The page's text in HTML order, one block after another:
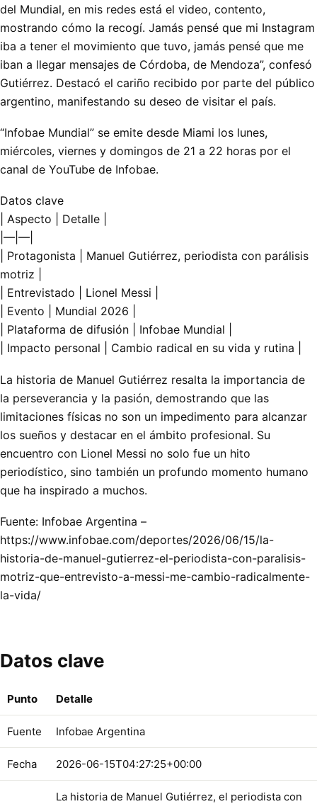
del Mundial, en mis redes está el video, contento,
mostrando cómo la recogí. Jamás pensé que mi Instagram
iba a tener el movimiento que tuvo, jamás pensé que me
iban a llegar mensajes de Córdoba, de Mendoza”, confesó
Gutiérrez. Destacó el cariño recibido por parte del público
argentino, manifestando su deseo de visitar el país.
“Infobae Mundial” se emite desde Miami los lunes,
miércoles, viernes y domingos de 21 a 22 horas por el
canal de YouTube de Infobae.
Datos clave
| Aspecto | Detalle |
|—|—|
| Protagonista | Manuel Gutiérrez, periodista con parálisis
motriz |
| Entrevistado | Lionel Messi |
| Evento | Mundial 2026 |
| Plataforma de difusión | Infobae Mundial |
| Impacto personal | Cambio radical en su vida y rutina |
La historia de Manuel Gutiérrez resalta la importancia de
la perseverancia y la pasión, demostrando que las
limitaciones físicas no son un impedimento para alcanzar
los sueños y destacar en el ámbito profesional. Su
encuentro con Lionel Messi no solo fue un hito
periodístico, sino también un profundo momento humano
que ha inspirado a muchos.
Fuente: Infobae Argentina –
https://www.infobae.com/deportes/2026/06/15/la-
historia-de-manuel-gutierrez-el-periodista-con-paralisis-
motriz-que-entrevisto-a-messi-me-cambio-radicalmente-
la-vida/
Datos clave
Punto Detalle
Fuente Infobae Argentina
Fecha 2026-06-15T04:27:25+00:00
La historia de Manuel Gutiérrez, el periodista con